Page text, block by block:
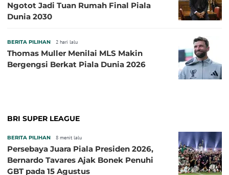
Ngotot Jadi Tuan Rumah Final Piala
Dunia 2030
BERITA PILIHAN 2 hari lalu
Thomas Muller Menilai MLS Makin
Bergengsi Berkat Piala Dunia 2026
BRI SUPER LEAGUE
BERITA PILIHAN 8 menit lalu
Persebaya Juara Piala Presiden 2026,
Bernardo Tavares Ajak Bonek Penuhi
GBT pada 15 Agustus